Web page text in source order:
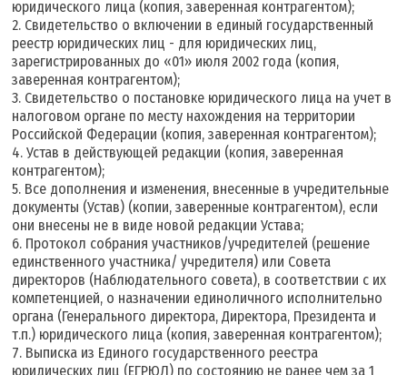
юридического лица (копия, заверенная контрагентом);
2. Свидетельство о включении в единый государственный
реестр юридических лиц - для юридических лиц,
зарегистрированных до «01» июля 2002 года (копия,
заверенная контрагентом);
3. Свидетельство о постановке юридического лица на учет в
налоговом органе по месту нахождения на территории
Российской Федерации (копия, заверенная контрагентом);
4. Устав в действующей редакции (копия, заверенная
контрагентом);
5. Все дополнения и изменения, внесенные в учредительные
документы (Устав) (копии, заверенные контрагентом), если
они внесены не в виде новой редакции Устава;
6. Протокол собрания участников/учредителей (решение
единственного участника/ учредителя) или Совета
директоров (Наблюдательного совета), в соответствии с их
компетенцией, о назначении единоличного исполнительно
органа (Генерального директора, Директора, Президента и
т.п.) юридического лица (копия, заверенная контрагентом);
7. Выписка из Единого государственного реестра
юридических лиц (ЕГРЮЛ) по состоянию не ранее чем за 1